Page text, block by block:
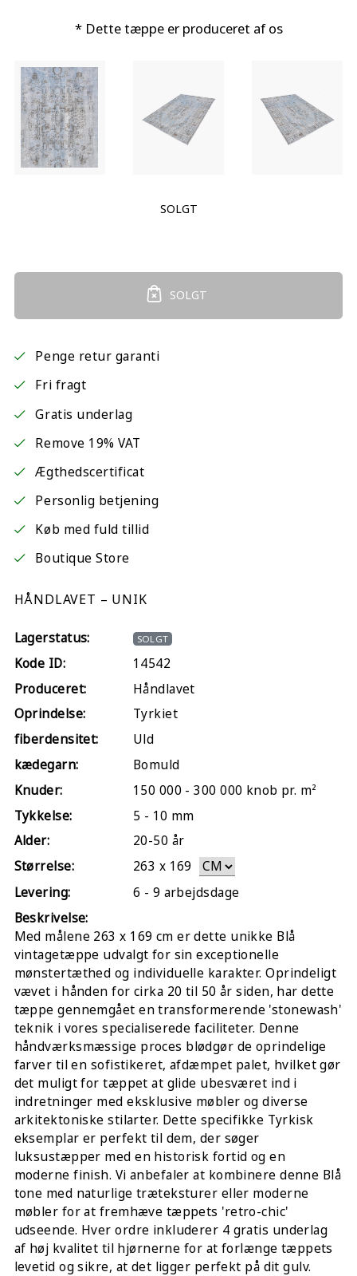
* Dette tæppe er produceret af os
SOLGT
SOLGT
Penge retur garanti
Fri fragt
Gratis underlag
Remove 19% VAT
Ægthedscertificat
Personlig betjening
Køb med fuld tillid
Boutique Store
HÅNDLAVET – UNIK
Lagerstatus: SOLGT
Kode ID:
14542
Produceret:
Håndlavet
Oprindelse:
Tyrkiet
fiberdensitet:
Uld
kædegarn:
Bomuld
Knuder:
150 000 - 300 000 knob pr. m²
Tykkelse:
5 - 10 mm
Alder:
20-50 år
Størrelse:
263 x 169
Levering:
6 - 9 arbejdsdage
Beskrivelse:
Med målene 263 x 169 cm er dette unikke Blå
vintagetæppe udvalgt for sin exceptionelle
mønstertæthed og individuelle karakter. Oprindeligt
vævet i hånden for cirka 20 til 50 år siden, har dette
tæppe gennemgået en transformerende 'stonewash'
teknik i vores specialiserede faciliteter. Denne
håndværksmæssige proces blødgør de oprindelige
farver til en sofistikeret, afdæmpet palet, hvilket gør
det muligt for tæppet at glide ubesværet ind i
indretninger med eksklusive møbler og diverse
arkitektoniske stilarter. Dette specifikke Tyrkisk
eksemplar er perfekt til dem, der søger
luksustæpper med en historisk fortid og en
moderne finish. Vi anbefaler at kombinere denne Blå
tone med naturlige træteksturer eller moderne
møbler for at fremhæve tæppets 'retro-chic'
udseende. Hver ordre inkluderer 4 gratis underlag
af høj kvalitet til hjørnerne for at forlænge tæppets
levetid og sikre, at det ligger perfekt på dit gulv.